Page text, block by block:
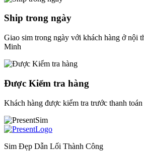
Ship trong ngày
Giao sim trong ngày với khách hàng ở nội
Minh
Được Kiểm tra hàng
Khách hàng được kiểm tra trước thanh toán
Sim Đẹp Dẫn Lối Thành Công